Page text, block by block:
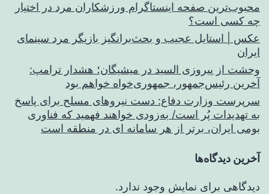
محبوب‌ترین صفحه اینستاگرام ورزشکاران مرد در اختیار
چه کسی است؟
عکس | استایل عجیب و بحث‌برانگیز بازیگر مرد سینمای
ایران
وحشت از پیروزی السید در میشیگان؛ هشدار ترامپ:
آخرین رئیس‌جمهور، جمهوری‌خواه خواهم بود
سرپرست وزارت دفاع: دست نیروهای مسلح برای پاسخ
به تهدیدات پُر است/ به‌زودی خواهند فهمید که فناوری
بومی ایران، برتر از هر سامانه ای در منطقه است
آخرین دیدگاه‌ها
دیدگاهی برای نمایش وجود ندارد.